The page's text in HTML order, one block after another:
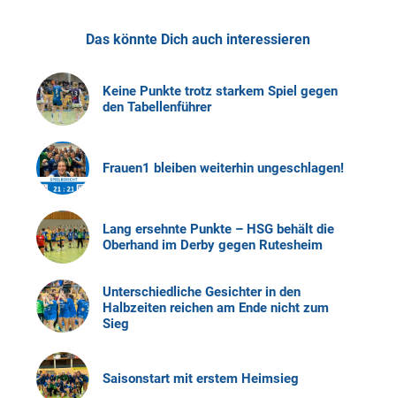
Das könnte Dich auch interessieren
Keine Punkte trotz starkem Spiel gegen
den Tabellenführer
Frauen1 bleiben weiterhin ungeschlagen!
Lang ersehnte Punkte – HSG behält die
Oberhand im Derby gegen Rutesheim
Unterschiedliche Gesichter in den
Halbzeiten reichen am Ende nicht zum
Sieg
Saisonstart mit erstem Heimsieg